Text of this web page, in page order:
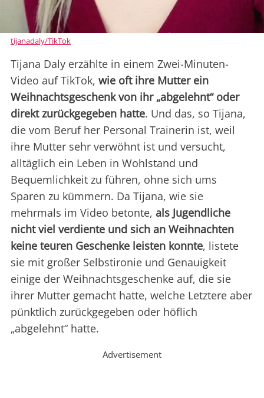
tijanadaly/TikTok
Tijana Daly erzählte in einem Zwei-Minuten-
Video auf TikTok, wie oft ihre Mutter ein
Weihnachtsgeschenk von ihr „abgelehnt“ oder
direkt zurückgegeben hatte. Und das, so Tijana,
die vom Beruf her Personal Trainerin ist, weil
ihre Mutter sehr verwöhnt ist und versucht,
alltäglich ein Leben in Wohlstand und
Bequemlichkeit zu führen, ohne sich ums
Sparen zu kümmern. Da Tijana, wie sie
mehrmals im Video betonte, als Jugendliche
nicht viel verdiente und sich an Weihnachten
keine teuren Geschenke leisten konnte, listete
sie mit großer Selbstironie und Genauigkeit
einige der Weihnachtsgeschenke auf, die sie
ihrer Mutter gemacht hatte, welche Letztere aber
pünktlich zurückgegeben oder höflich
„abgelehnt“ hatte.
Advertisement